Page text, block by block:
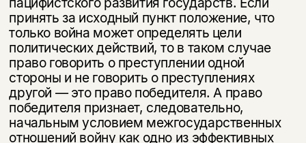
принять за исходный пункт положение, что
только война может определять цели
политических действий, то в таком случае
право говорить о преступлении одной
стороны и не говорить о преступле­ниях
другой — это право победителя. А право
победителя признает, следова­тельно,
начальным условием межгосударственных
отношений войну как одно из эффективных